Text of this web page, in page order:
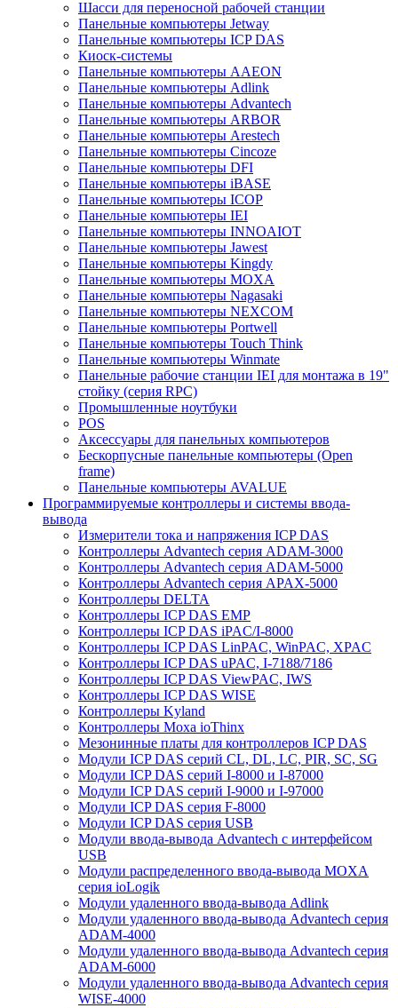
Шасси для переносной рабочей станции
Панельные компьютеры Jetway
Панельные компьютеры ICP DAS
Киоск-системы
Панельные компьютеры AAEON
Панельные компьютеры Adlink
Панельные компьютеры Advantech
Панельные компьютеры ARBOR
Панельные компьютеры Arestech
Панельные компьютеры Cincoze
Панельные компьютеры DFI
Панельные компьютеры iBASE
Панельные компьютеры ICOP
Панельные компьютеры IEI
Панельные компьютеры INNOAIOT
Панельные компьютеры Jawest
Панельные компьютеры Kingdy
Панельные компьютеры MOXA
Панельные компьютеры Nagasaki
Панельные компьютеры NEXCOM
Панельные компьютеры Portwell
Панельные компьютеры Touch Think
Панельные компьютеры Winmate
Панельные рабочие станции IEI для монтажа в 19"
стойку (серия RPC)
Промышленные ноутбуки
POS
Аксессуары для панельных компьютеров
Бескорпусные панельные компьютеры (Open
frame)
Панельные компьютеры AVALUE
Программируемые контроллеры и системы ввода-
вывода
Измерители тока и напряжения ICP DAS
Контроллеры Advantech серия ADAM-3000
Контроллеры Advantech серия ADAM-5000
Контроллеры Advantech серия APAX-5000
Контроллеры DELTA
Контроллеры ICP DAS EMP
Контроллеры ICP DAS iPAC/I-8000
Контроллеры ICP DAS LinPAC, WinPAC, XPAC
Контроллеры ICP DAS uPAC, I-7188/7186
Контроллеры ICP DAS ViewPAC, IWS
Контроллеры ICP DAS WISE
Контроллеры Kyland
Контроллеры Moxa ioThinx
Мезонинные платы для контроллеров ICP DAS
Модули ICP DAS серий CL, DL, LC, PIR, SC, SG
Модули ICP DAS серий I-8000 и I-87000
Модули ICP DAS серий I-9000 и I-97000
Модули ICP DAS серия F-8000
Модули ICP DAS серия USB
Модули ввода-вывода Advantech с интерфейсом
USB
Модули распределенного ввода-вывода MOXA
серия ioLogik
Модули удаленного ввода-вывода Adlink
Модули удаленного ввода-вывода Advantech серия
ADAM-4000
Модули удаленного ввода-вывода Advantech серия
ADAM-6000
Модули удаленного ввода-вывода Advantech серия
WISE-4000